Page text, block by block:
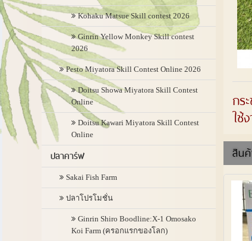
Kohaku Matsue Skill contest 2026
Ginrin Yellow Monkey Skill contest
2026
Pesto Miyatora Skill Contest Online 2026
Doitsu Showa Miyatora Skill Contest
Online
Doitsu Kawari Miyatora Skill Contest
Online
ปลาคาร์ฟ
Sakai Fish Farm
ปลาโปรโมชั่น
Ginrin Shiro Boodline:X-1 Omosako
Koi Farm (ครอกแรกของโลก)
กร
ใช้
สิน